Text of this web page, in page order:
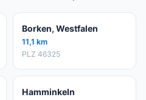
Borken, Westfalen
11,1 km
PLZ 46325
Hamminkeln